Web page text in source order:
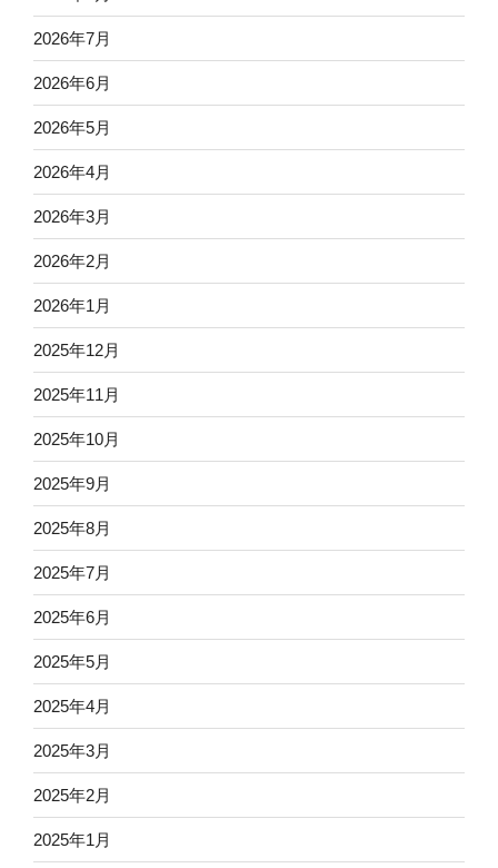
2026年7月
2026年6月
2026年5月
2026年4月
2026年3月
2026年2月
2026年1月
2025年12月
2025年11月
2025年10月
2025年9月
2025年8月
2025年7月
2025年6月
2025年5月
2025年4月
2025年3月
2025年2月
2025年1月